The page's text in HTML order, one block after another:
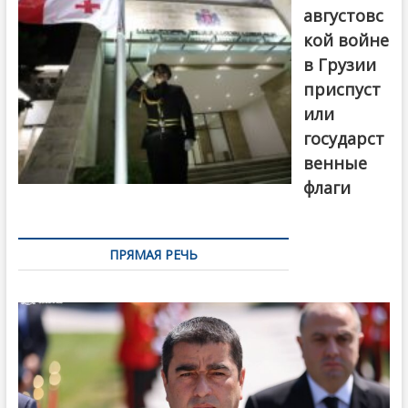
августовс
кой войне
в Грузии
приспуст
или
государст
венные
флаги
ПРЯМАЯ РЕЧЬ